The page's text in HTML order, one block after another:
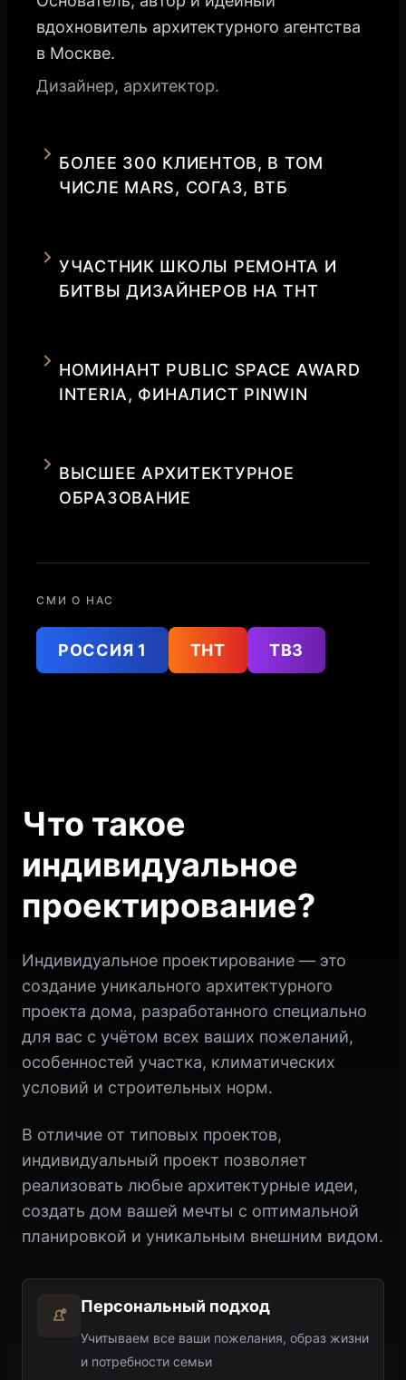
вдохновитель архитектурного агентства
в Москве.
Дизайнер, архитектор.
БОЛЕЕ 300 КЛИЕНТОВ, В ТОМ
ЧИСЛЕ MARS, СОГАЗ, ВТБ
УЧАСТНИК ШКОЛЫ РЕМОНТА И
БИТВЫ ДИЗАЙНЕРОВ НА ТНТ
НОМИНАНТ PUBLIC SPACE AWARD
INTERIA, ФИНАЛИСТ PINWIN
ВЫСШЕЕ АРХИТЕКТУРНОЕ
ОБРАЗОВАНИЕ
СМИ О НАС
РОССИЯ 1 ТНТ ТВ3
Что такое
индивидуальное
проектирование?
Индивидуальное проектирование — это
создание уникального архитектурного
проекта дома, разработанного специально
для вас с учётом всех ваших пожеланий,
особенностей участка, климатических
условий и строительных норм.
В отличие от типовых проектов,
индивидуальный проект позволяет
реализовать любые архитектурные идеи,
создать дом вашей мечты с оптимальной
планировкой и уникальным внешним видом.
Персональный подход
Учитываем все ваши пожелания, образ жизни
и потребности семьи